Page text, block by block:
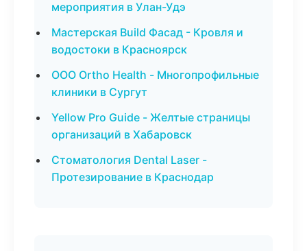
мероприятия в Улан-Удэ
Мастерская Build Фасад - Кровля и
водостоки в Красноярск
ООО Ortho Health - Многопрофильные
клиники в Сургут
Yellow Pro Guide - Желтые страницы
организаций в Хабаровск
Стоматология Dental Laser -
Протезирование в Краснодар